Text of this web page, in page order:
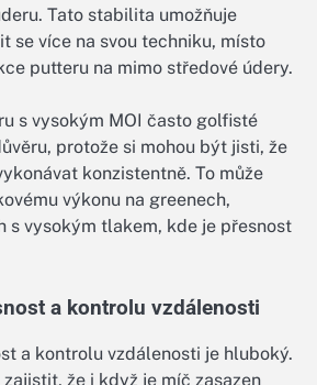
Tato stabilita umožňuje
se více na svou techniku, místo
putteru na mimo středové údery.
s vysokým MOI často golfisté
protože si mohou být jisti, že
konzistentně. To může
výkonu na greenech,
s vysokým tlakem, kde je přesnost
a kontrolu vzdálenosti
a kontrolu vzdálenosti je hluboký.
že i když je míč zasazen